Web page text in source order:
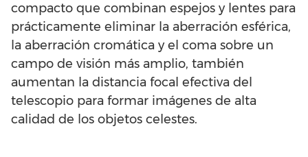
compacto que combinan espejos y lentes para
prácticamente eliminar la aberración esférica,
la aberración cromática y el coma sobre un
campo de visión más amplio, también
aumentan la distancia focal efectiva del
telescopio para formar imágenes de alta
calidad de los objetos celestes.